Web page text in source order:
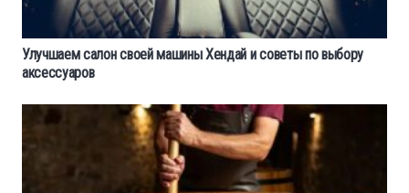
Улучшаем салон своей машины Хендай и советы по выбору
аксессуаров